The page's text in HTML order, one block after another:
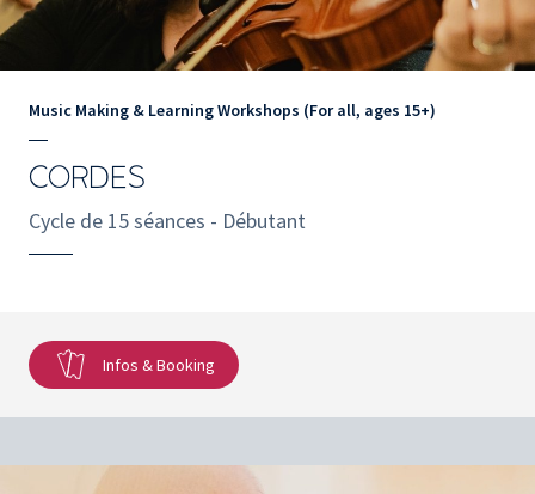
Music Making & Learning Workshops (For all, ages 15+)
CORDES
Cycle de 15 séances - Débutant
Infos & Booking